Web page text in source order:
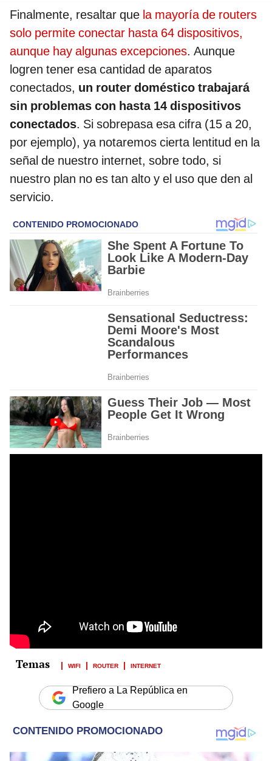
Finalmente, resaltar que la mayoría de routers
solo permite conectar hasta 64 dispositivos,
aunque hay algunas excepciones. Aunque
logren tener esa cantidad de aparatos
conectados, un router doméstico trabajará
sin problemas con hasta 14 dispositivos
conectados. Si sobrepasa esa cifra (15 a 20,
por ejemplo), ya notaremos cierta lentitud en la
señal de nuestro internet, sobre todo, si
nuestro plan no es tan alto y el uso que den al
servicio.
WIFI ROUTER INTERNET
Prefiero a La República en
Google